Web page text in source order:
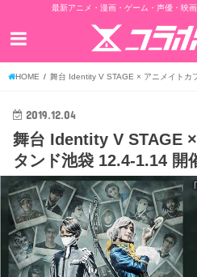
最新アニメ・漫画・ゲーム・声優・映
HOME 舞台 Identity V STAGE × アニメイトカ
2019.12.04
舞台 Identity V STAGE
タンド池袋 12.4-1.14 開